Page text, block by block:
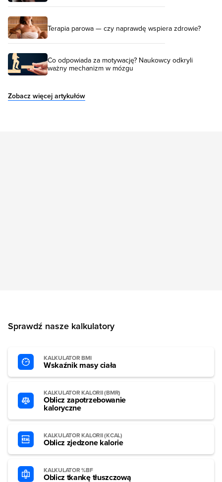
Terapia parowa — czy naprawdę wspiera zdrowie?
Co odpowiada za motywację? Naukowcy odkryli
ważny mechanizm w mózgu
Zobacz więcej artykułów
Sprawdź nasze kalkulatory
KALKULATOR BMI
Wskaźnik masy ciała
KALKULATOR KALORII (BMR)
Oblicz zapotrzebowanie
kaloryczne
KALKULATOR KALORII (KCAL)
Oblicz zjedzone kalorie
KALKULATOR %BF
Oblicz tkankę tłuszczową